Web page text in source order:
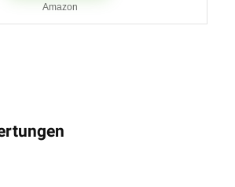
Amazon